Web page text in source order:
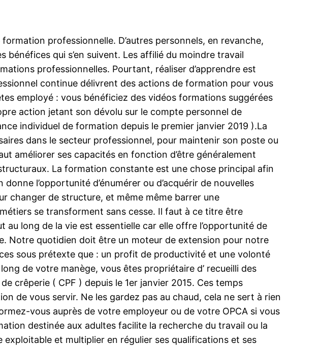
professionnelle. D’autres personnels, en revanche,
bénéfices qui s’en suivent. Les affilié du moindre travail
professionnelles. Pourtant, réaliser d’apprendre est
continue délivrent des actions de formation pour vous
employé : vous bénéficiez des vidéos formations suggérées
action jetant son dévolu sur le compte personnel de
individuel de formation depuis le premier janvier 2019 ).La
dans le secteur professionnel, pour maintenir son poste ou
améliorer ses capacités en fonction d’être généralement
La formation constante est une chose principal afin
l’opportunité d’énumérer ou d’acquérir de nouvelles
changer de structure, et même même barrer une
se transforment sans cesse. Il faut à ce titre être
long de la vie est essentielle car elle offre l’opportunité de
Notre quotidien doit être un moteur de extension pour notre
sous prétexte que : un profit de productivité et une volonté
de votre manège, vous êtes propriétaire d’ recueilli des
crêperie ( CPF ) depuis le 1er janvier 2015. Ces temps
de vous servir. Ne les gardez pas au chaud, cela ne sert à rien
vous auprès de votre employeur ou de votre OPCA si vous
destinée aux adultes facilite la recherche du travail ou la
et multiplier en régulier ses qualifications et ses